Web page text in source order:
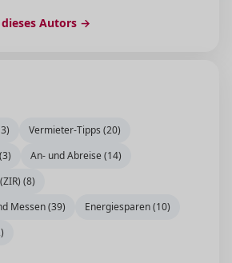
Autors →
Vermieter-Tipps (20)
An- und Abreise (14)
(8)
Messen (39)
Energiesparen (10)